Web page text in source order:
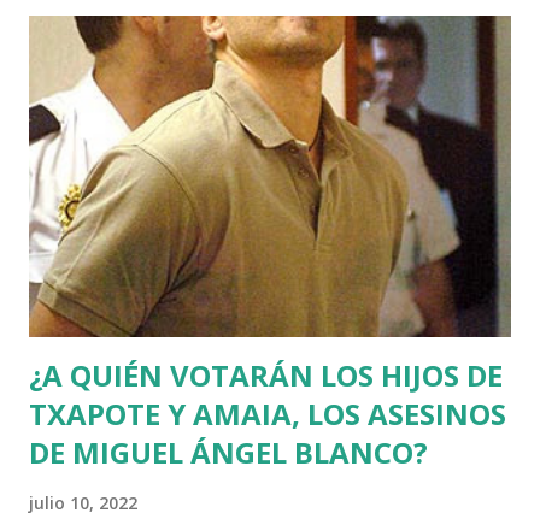
¿A QUIÉN VOTARÁN LOS HIJOS DE
TXAPOTE Y AMAIA, LOS ASESINOS
DE MIGUEL ÁNGEL BLANCO?
julio 10, 2022